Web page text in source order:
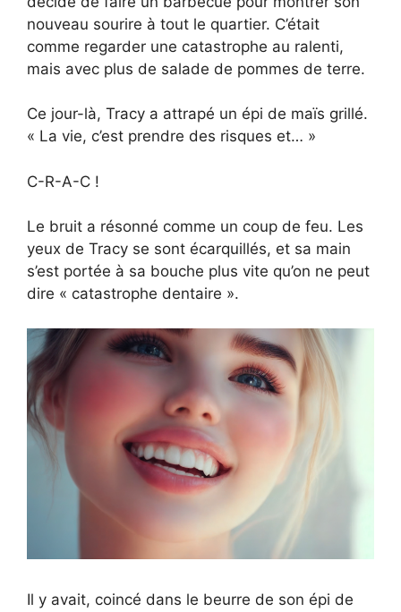
nouveau sourire à tout le quartier. C’était
comme regarder une catastrophe au ralenti,
mais avec plus de salade de pommes de terre.
Ce jour-là, Tracy a attrapé un épi de maïs grillé.
« La vie, c’est prendre des risques et… »
C-R-A-C !
Le bruit a résonné comme un coup de feu. Les
yeux de Tracy se sont écarquillés, et sa main
s’est portée à sa bouche plus vite qu’on ne peut
dire « catastrophe dentaire ».
Il y avait, coincé dans le beurre de son épi de